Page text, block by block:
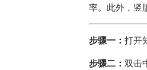
率。此外，竖
步骤一： 打开
步骤二： 双击